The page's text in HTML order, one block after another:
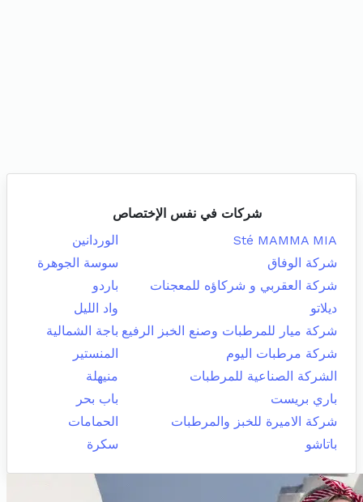
شركات في نفس الإختصاص
Sté MAMMA MIA
الوردانين
شركة الوفاق
سوسة الجوهرة
شركة العقربي و شركاؤه للمعجنات
باردو
ديلاتو
واد الليل
شركة ميار للمرطبات وصنع الخبز الرفيع باجة الشمالية
شركة مرطبات اليوم
المنستير
الشركة الصناعية للمرطبات
منيهلة
باري بريست
باب بحر
شركة الاميرة للخبز والمرطبات
الحمامات
باتاشو
سكرة